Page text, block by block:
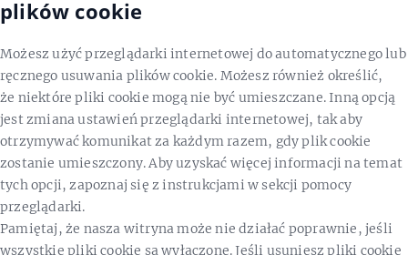
plików cookie
Możesz użyć przeglądarki internetowej do automatycznego lub
ręcznego usuwania plików cookie. Możesz również określić,
że niektóre pliki cookie mogą nie być umieszczane. Inną opcją
jest zmiana ustawień przeglądarki internetowej, tak aby
otrzymywać komunikat za każdym razem, gdy plik cookie
zostanie umieszczony. Aby uzyskać więcej informacji na temat
tych opcji, zapoznaj się z instrukcjami w sekcji pomocy
przeglądarki.
Pamiętaj, że nasza witryna może nie działać poprawnie, jeśli
wszystkie pliki cookie są wyłączone. Jeśli usuniesz pliki cookie